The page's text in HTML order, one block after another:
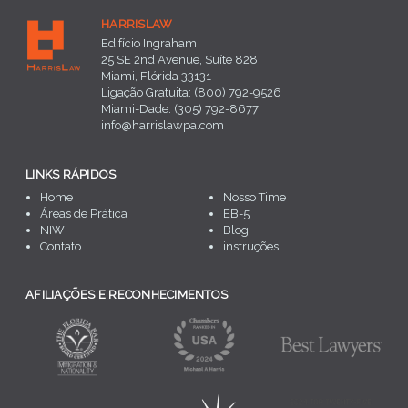
HARRISLAW
Edifício Ingraham
25 SE 2nd Avenue, Suíte 828
Miami, Flórida 33131
Ligação Gratuita: (800) 792-9526
Miami-Dade: (305) 792-8677
info@harrislawpa.com
LINKS RÁPIDOS
Home
Nosso Time
Áreas de Prática
EB-5
NIW
Blog
Contato
instruções
AFILIAÇÕES E RECONHECIMENTOS